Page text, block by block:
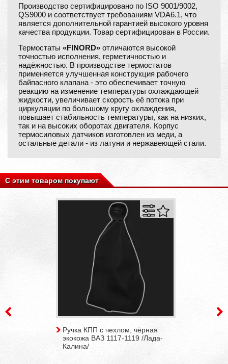
Производство сертифицировано по ISO 9001/9002,
QS9000 и соответствует требованиям VDA6.1, что
является дополнительной гарантией высокого уровня
качества продукции. Товар сертифицирован в России.
Термостаты «FINORD» отличаются высокой
точностью исполнения, герметичностью и
надёжностью. В производстве термостатов
применяется улучшенная конструкция рабочего
байпасного клапана - это обеспечивает точную
реакцию на изменение температуры охлаждающей
жидкости, увеличивает скорость её потока при
циркуляции по большому кругу охлаждения,
повышает стабильность температуры, как на низких,
так и на высоких оборотах двигателя. Корпус
термосиловых датчиков изготовлен из меди, а
остальные детали - из латуни и нержавеющей стали.
С этим товаром покупают
Ручка КПП с чехлом, чёрная
экокожа ВАЗ 1117-1119 /Лада-
Калина/